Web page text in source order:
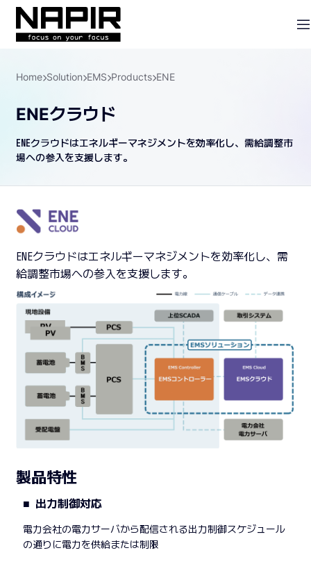
Home Solution EMS Products ENE
ENEクラウド
ENEクラウドはエネルギーマネジメントを効率化し、需給調整市
場への参入を支援します。
ENEクラウドはエネルギーマネジメントを効率化し、需
給調整市場への参入を支援します。
製品特性
■ 出力制御対応
電力会社の電力サーバから配信される出力制御スケジュール
の通りに電力を供給または制限